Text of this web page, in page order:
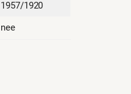
1957/1920
nee